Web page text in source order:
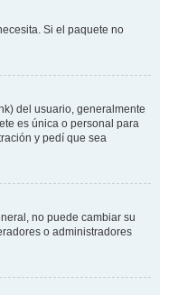
Si el paquete no
del usuario, generalmente
es única o personal para
y pedí que sea
no puede cambiar su
o administradores